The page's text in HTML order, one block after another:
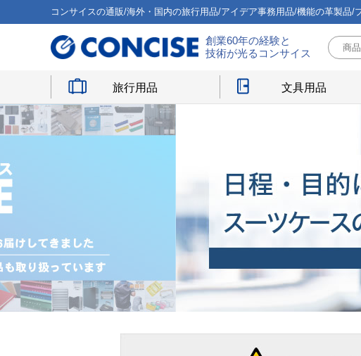
コンサイスの通販/海外・国内の旅行用品/アイデア事務用品/機能の革製品/
創業60年の経験と
技術が光るコンサイス
旅行用品 文具用品